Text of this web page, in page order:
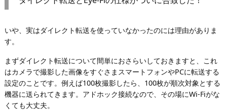
いや、実はダイレクト転送を使っていなかったのには理由がありま
す。
まずダイレクト転送について間単におさらいしておきますと、これ
はカメラで撮影した画像をすぐさまスマートフォンやPCに転送する
設定のことです。例えば100枚撮影したら、100枚が順次対象とする
機器に送られてきます。アドホック接続なので、その場にWi-Fiがな
くても大丈夫。